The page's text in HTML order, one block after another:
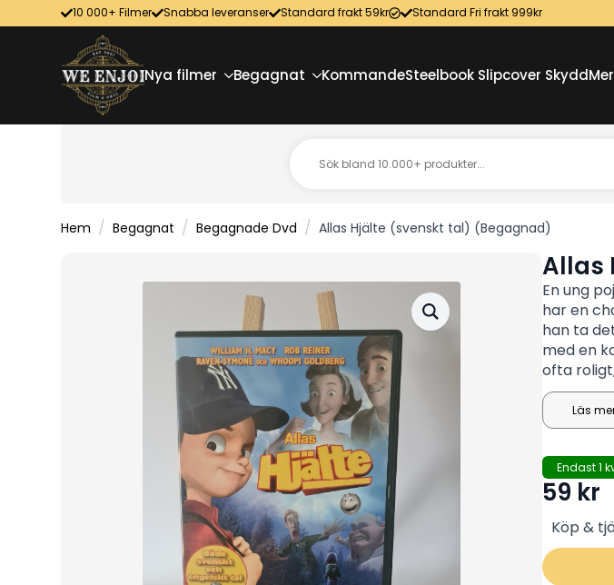
10 000+ Filmer Snabba leveranser Standard frakt 59kr Standard Fri frakt 999kr
Nya filmer Begagnat KommandeSteelbook Slipcover Skydd
Hem Begagnat Begagnade Dvd Allas Hjälte (svenskt tal) (Begagnad)
Allas
En ung
har en
han ta
med en
ofta
heder,
Läs
Endast 1
59 kr
Köp &